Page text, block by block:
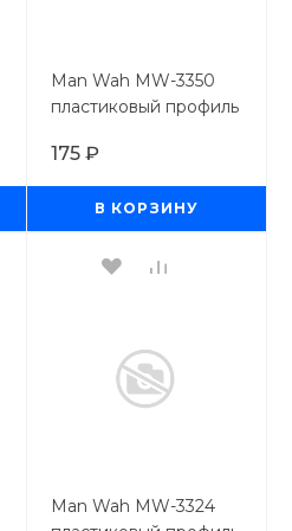
Man Wah MW-3350
пластиковый профиль
8 шт
175 ₽
В КОРЗИНУ
Man Wah MW-3324